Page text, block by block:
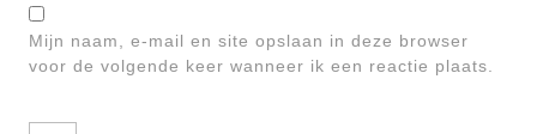
Mijn naam, e-mail en site opslaan in deze browser
voor de volgende keer wanneer ik een reactie plaats.